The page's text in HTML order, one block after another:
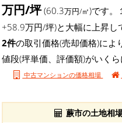
万円/坪(60.3万円/㎡)です。
+58.9万円/坪)と大幅に上昇し
2件の取引価格(売却価格)によ
値段(坪単価、評価額)がいく
中古マンションの価格相場
蕨市の土地相